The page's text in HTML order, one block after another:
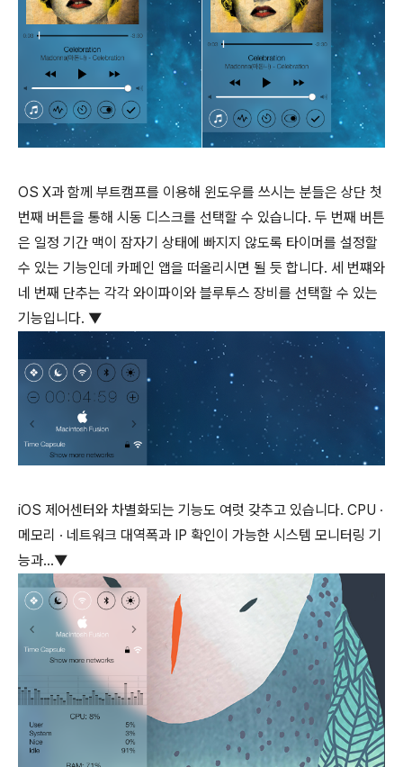
OS X과 함께 부트캠프를 이용해 윈도우를 쓰시는 분들은 상단 첫
번째 버튼을 통해 시동 디스크를 선택할 수 있습니다. 두 번째 버튼
은 일정 기간 맥이 잠자기 상태에 빠지지 않도록 타이머를 설정할
수 있는 기능인데 카페인 앱을 떠올리시면 될 듯 합니다. 세 번쨰와
네 번째 단추는 각각 와이파이와 블루투스 장비를 선택할 수 있는
기능입니다. ▼
iOS 제어센터와 차별화되는 기능도 여럿 갖추고 있습니다. CPU ∙
메모리 ∙ 네트워크 대역폭과 IP 확인이 가능한 시스템 모니터링 기
능과...▼